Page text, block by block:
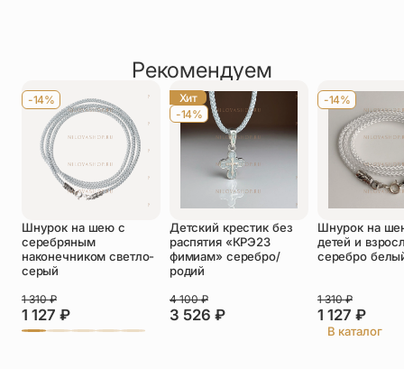
Оставить отзыв
Подтверждаю свое согласие с
политикой конфиденциальности
согласие на обработку персональных
данных
Пока нет отзывов. Будьте первым!
Рекомендуем
-14%
Шнурок на шею с
серебряным
наконечником светло-
серый
1 127 ₽
1 310₽
Хит
-14%
Детский крестик без
распятия «КРЭ23
фимиам» серебро/
родий
3 526 ₽
4 100₽
-14%
Шнурок на
детей и
серебро
1 127 ₽
1 310₽
В каталог